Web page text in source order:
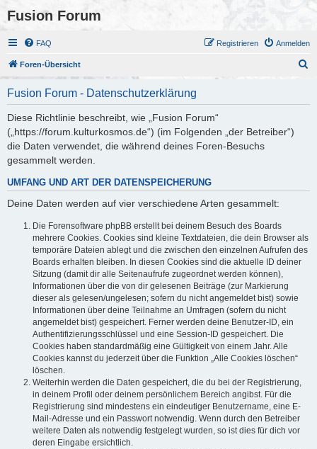
Fusion Forum
FAQ Anmelden
Registrieren
Foren-Übersicht
Fusion Forum - Datenschutzerklärung
Diese Richtlinie beschreibt, wie „Fusion Forum“
(„https://forum.kulturkosmos.de“) (im Folgenden „der Betreiber“)
die Daten verwendet, die während deines Foren-Besuchs
gesammelt werden.
UMFANG UND ART DER DATENSPEICHERUNG
Deine Daten werden auf vier verschiedene Arten gesammelt:
Die Forensoftware phpBB erstellt bei deinem Besuch des Boards
mehrere Cookies. Cookies sind kleine Textdateien, die dein Browser als
temporäre Dateien ablegt und die zwischen den einzelnen Aufrufen des
Boards erhalten bleiben. In diesen Cookies sind die aktuelle ID deiner
Sitzung (damit dir alle Seitenaufrufe zugeordnet werden können),
Informationen über die von dir gelesenen Beiträge (zur Markierung
dieser als gelesen/ungelesen; sofern du nicht angemeldet bist) sowie
Informationen über deine Teilnahme an Umfragen (sofern du nicht
angemeldet bist) gespeichert. Ferner werden deine Benutzer-ID, ein
Authentifizierungsschlüssel und eine Session-ID gespeichert. Die
Cookies haben standardmäßig eine Gültigkeit von einem Jahr. Alle
Cookies kannst du jederzeit über die Funktion „Alle Cookies löschen“
löschen.
Weiterhin werden die Daten gespeichert, die du bei der Registrierung,
in deinem Profil oder deinem persönlichem Bereich angibst. Für die
Registrierung sind mindestens ein eindeutiger Benutzername, eine E-
Mail-Adresse und ein Passwort notwendig. Wenn durch den Betreiber
weitere Daten als notwendig festgelegt wurden, so ist dies für dich vor
deren Eingabe ersichtlich.